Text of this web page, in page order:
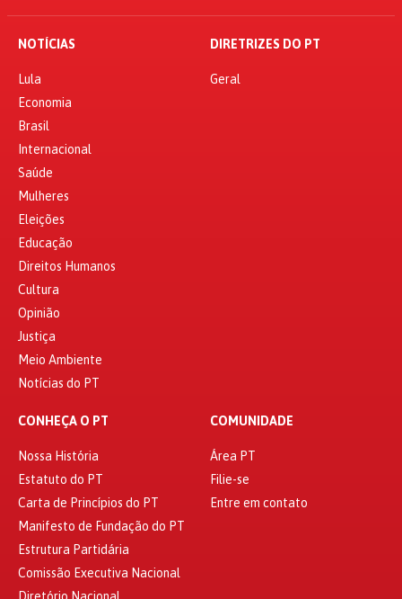
NOTÍCIAS
Lula
Economia
Brasil
Internacional
Saúde
Mulheres
Eleições
Educação
Direitos Humanos
Cultura
Opinião
Justiça
Meio Ambiente
Notícias do PT
DIRETRIZES DO PT
Geral
CONHEÇA O PT
Nossa História
Estatuto do PT
Carta de Princípios do PT
Manifesto de Fundação do PT
Estrutura Partidária
Comissão Executiva Nacional
COMUNIDADE
Área PT
Filie-se
Entre em contato